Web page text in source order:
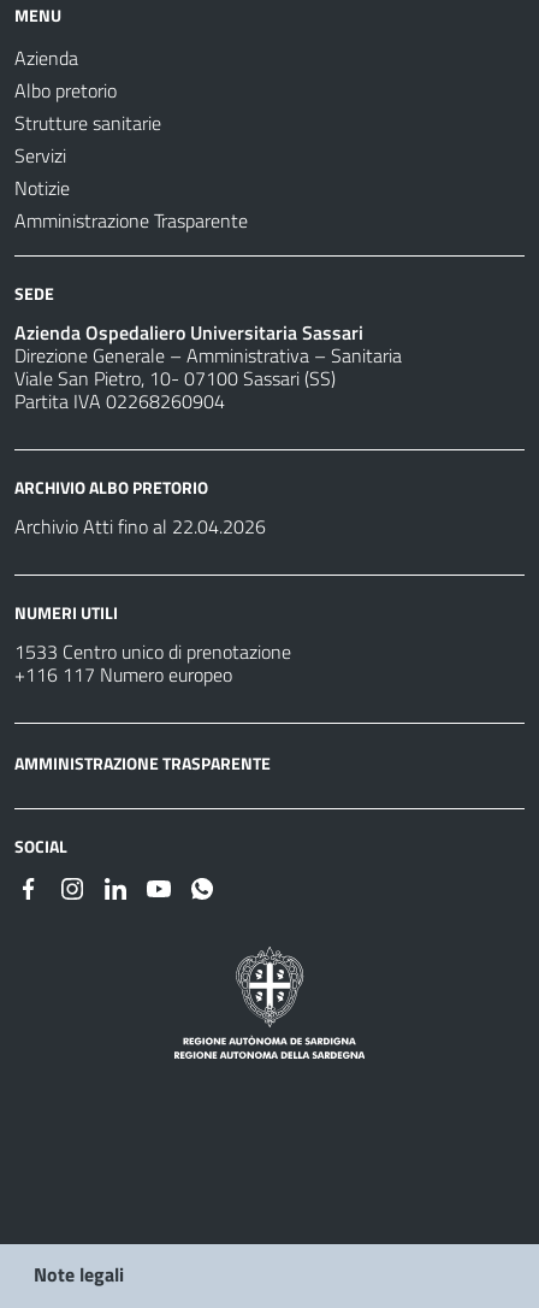
MENU
Azienda
Albo pretorio
Strutture sanitarie
Servizi
Notizie
Amministrazione Trasparente
SEDE
Azienda Ospedaliero Universitaria Sassari
Direzione Generale – Amministrativa – Sanitaria
Viale San Pietro, 10- 07100 Sassari (SS)
Partita IVA 02268260904
ARCHIVIO ALBO PRETORIO
Archivio Atti fino al 22.04.2026
NUMERI UTILI
1533 Centro unico di prenotazione
+116 117 Numero europeo
AMMINISTRAZIONE TRASPARENTE
SOCIAL
Note legali